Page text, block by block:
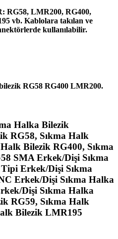
LMR200, RG400,
vb. Kablolara takılan ve
kullanılabilir.
RG58 RG400 LMR200.
Halka Bilezik
RG58, Sıkma Halk
Bilezik RG400, Sıkma
SMA Erkek/Dişi Sıkma
Erkek/Dişi Sıkma
Erkek/Dişi Sıkma Halka
Dişi Sıkma Halka
RG59, Sıkma Halk
Bilezik LMR195